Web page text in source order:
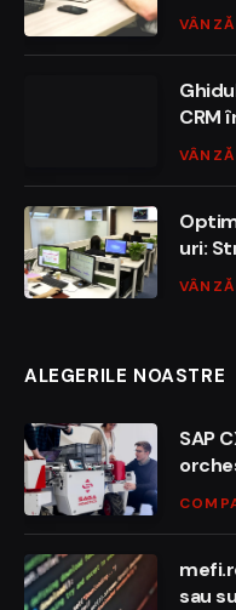
CRM
uri:
ALEGERILE NOASTRE
SAP
sau